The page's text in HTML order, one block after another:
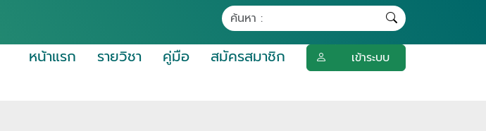
หน้าแรก รายวิชา คู่มือ สมัครสมาชิก เข้าระบบ